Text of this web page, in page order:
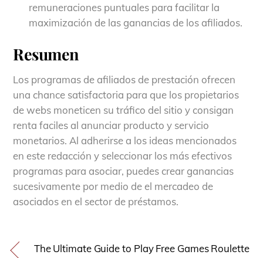
remuneraciones puntuales para facilitar la
maximización de las ganancias de los afiliados.
Resumen
Los programas de afiliados de prestación ofrecen
una chance satisfactoria para que los propietarios
de webs moneticen su tráfico del sitio y consigan
renta faciles al anunciar producto y servicio
monetarios. Al adherirse a los ideas mencionados
en este redacción y seleccionar los más efectivos
programas para asociar, puedes crear ganancias
sucesivamente por medio de el mercadeo de
asociados en el sector de préstamos.
The Ultimate Guide to Play Free Games Roulette